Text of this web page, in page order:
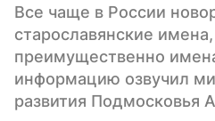
Все чаще в России
старославянские
преимущественно
информацию озвучил
развития Подмосковья